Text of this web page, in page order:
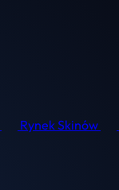
Rynek Skinów